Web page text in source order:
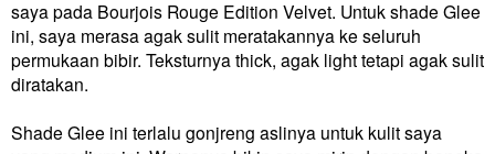
saya pada Bourjois Rouge Edition Velvet. Untuk shade Glee
ini, saya merasa agak sulit meratakannya ke seluruh
permukaan bibir. Teksturnya thick, agak light tetapi agak sulit
diratakan.
Shade Glee ini terlalu gonjreng aslinya untuk kulit saya